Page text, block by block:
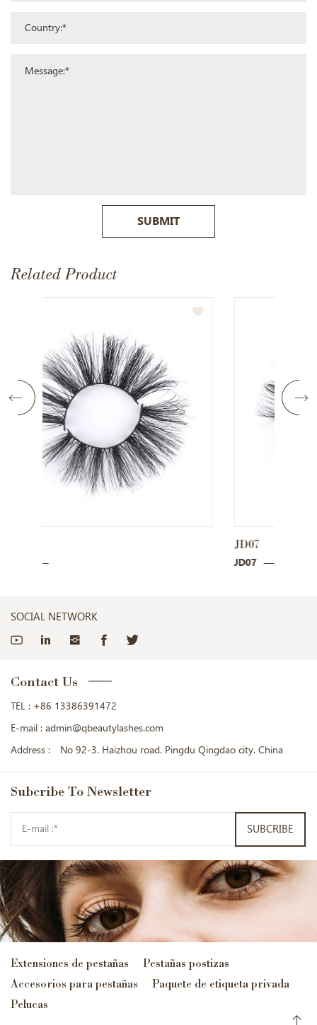
SUBMIT
Related Product
SOCIAL NETWORK
Contact Us
TEL : +86 13386391472
E-mail : admin@qbeautylashes.com
Address :
No 92-3. Haizhou road. Pingdu Qingdao city. China
Subcribe To Newsletter
SUBCRIBE
Extensiones de pestañas
Pestañas postizas
Accesorios para pestañas
Paquete de etiqueta privada
Pelucas